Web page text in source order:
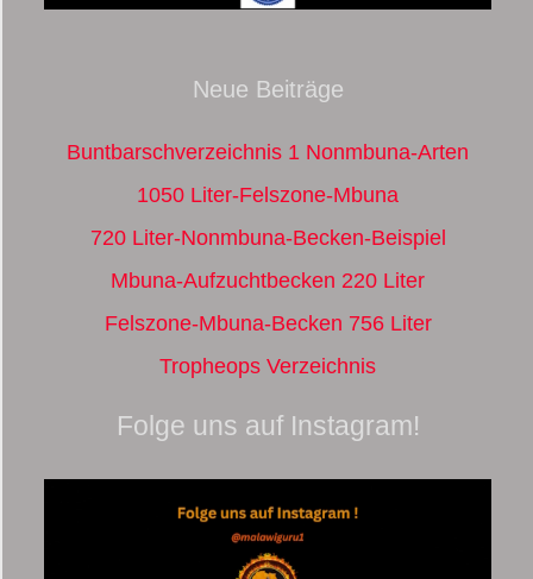
Neue Beiträge
Buntbarschverzeichnis 1 Nonmbuna-Arten
1050 Liter-Felszone-Mbuna
720 Liter-Nonmbuna-Becken-Beispiel
Mbuna-Aufzuchtbecken 220 Liter
Felszone-Mbuna-Becken 756 Liter
Tropheops Verzeichnis
Folge uns auf Instagram!